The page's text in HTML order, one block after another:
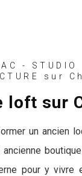
- STUDIO
sur
loft sur
un ancien
pour y vivre